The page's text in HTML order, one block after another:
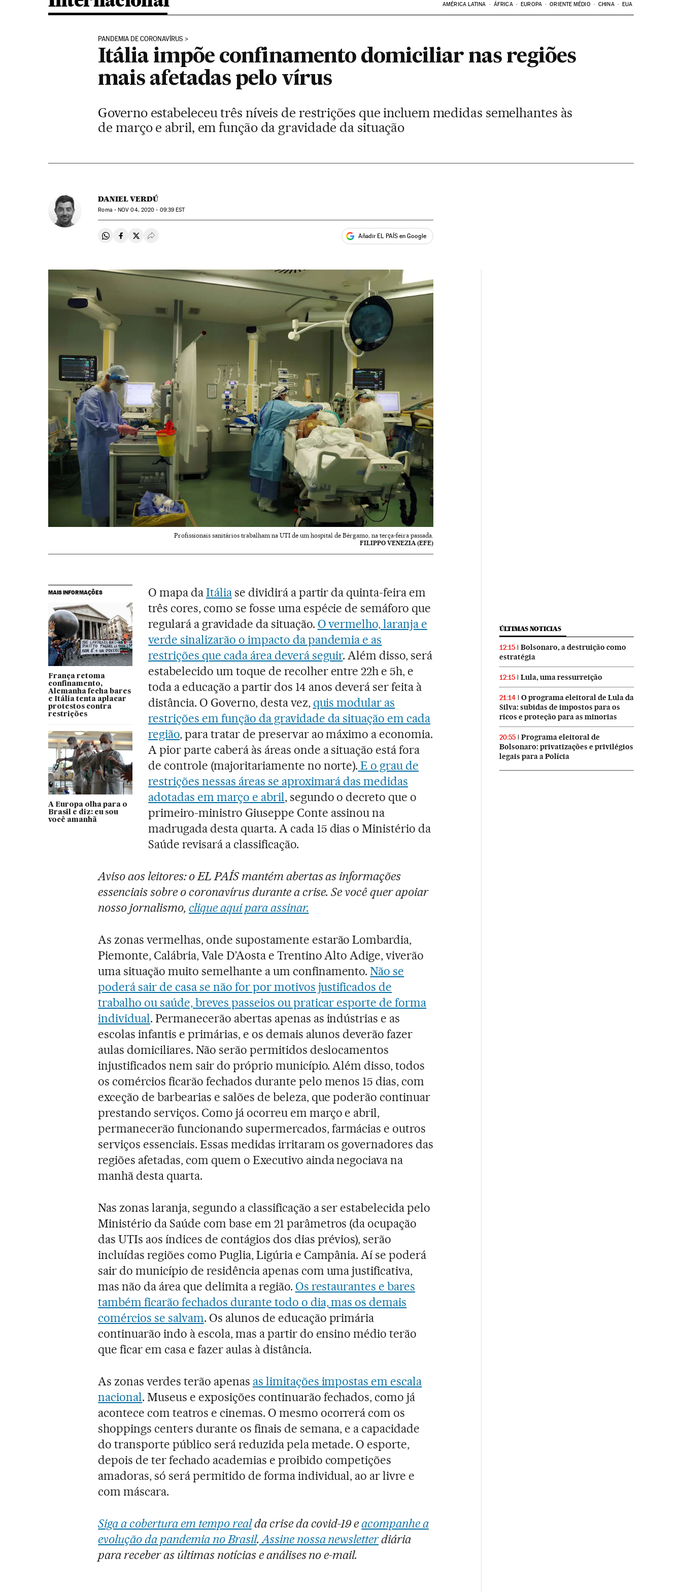
AMÉRICA LATINA ÁFRICA EUROPA ORIENTE MÉDIO CHINA EUA
PANDEMIA DE CORONAVÍRUS
Itália impõe confinamento domiciliar nas regiões
mais afetadas pelo vírus
Governo estabeleceu três níveis de restrições que incluem medidas semelhantes às
de março e abril, em função da gravidade da situação
DANIEL VERDÚ
Roma -NOV 04, 2020 - 09:39 EST
Compartir en Whatsapp
Compartir en Facebook
Compartir en Twitter
Desplegar Redes Sociales Añadir EL PAÍS en Google
Profissionais sanitários trabalham na UTI de um hospital de Bérgamo, na terça-feira passada.
FILIPPO VENEZIA (EFE)
MAIS INFORMAÇÕES
França retoma
confinamento,
Alemanha fecha bares
e Itália tenta aplacar
protestos contra
restrições
A Europa olha para o
Brasil e diz: eu sou
você amanhã
O mapa daItáliase dividirá a partir da quinta-feira em
três cores, como se fosse uma espécie de semáforo que
regulará a gravidade da situação. O vermelho, laranja e
verde sinalizarão o impacto da pandemia e as
restrições que cada área deverá seguir. Além disso, será
estabelecido um toque de recolher entre 22h e 5h, e
toda a educação a partir dos 14 anos deverá ser feita à
distância. O Governo, desta vez, quis modular as
restrições em função da gravidade da situação em cada
região, para tratar de preservar ao máximo a economia.
A pior parte caberá às áreas onde a situação está fora
de controle (majoritariamente no norte). E o grau de
restrições nessas áreas se aproximará das medidas
adotadas em março e abril, segundo o decreto que o
primeiro-ministro Giuseppe Conte assinou na
madrugada desta quarta. A cada 15 dias o Ministério da
Saúde revisará a classificação.
Aviso aos leitores: o EL PAÍS mantém abertas as informações
essenciais sobre o coronavírus durante a crise. Se você quer apoiar
nosso jornalismo, clique aqui para assinar.
As zonas vermelhas, onde supostamente estarão Lombardia,
Piemonte, Calábria, Vale D’Aosta e Trentino Alto Adige, viverão
uma situação muito semelhante a um confinamento.Não se
poderá sair de casa se não for por motivos justificados de
trabalho ou saúde, breves passeios ou praticar esporte de forma
individual. Permanecerão abertas apenas as indústrias e as
escolas infantis e primárias, e os demais alunos deverão fazer
aulas domiciliares. Não serão permitidos deslocamentos
injustificados nem sair do próprio município. Além disso, todos
os comércios ficarão fechados durante pelo menos 15 dias, com
exceção de barbearias e salões de beleza, que poderão continuar
prestando serviços. Como já ocorreu em março e abril,
permanecerão funcionando supermercados, farmácias e outros
serviços essenciais. Essas medidas irritaram os governadores das
regiões afetadas, com quem o Executivo ainda negociava na
manhã desta quarta.
Nas zonas laranja, segundo a classificação a ser estabelecida pelo
Ministério da Saúde com base em 21 parâmetros (da ocupação
das UTIs aos índices de contágios dos dias prévios), serão
incluídas regiões como Puglia, Ligúria e Campânia. Aí se poderá
sair do município de residência apenas com uma justificativa,
mas não da área que delimita a região. Os restaurantes e bares
também ficarão fechados durante todo o dia, mas os demais
comércios se salvam. Os alunos de educação primária
continuarão indo à escola, mas a partir do ensino médio terão
que ficar em casa e fazer aulas à distância.
As zonas verdes terão apenas as limitações impostas em escala
nacional. Museus e exposições continuarão fechados, como já
acontece com teatros e cinemas. O mesmo ocorrerá com os
shoppings centers durante os finais de semana, e a capacidade
do transporte público será reduzida pela metade. O esporte,
depois de ter fechado academias e proibido competições
amadoras, só será permitido de forma individual, ao ar livre e
com máscara.
Siga a cobertura em tempo realda crise da covid-19 eacompanhe a
evolução da pandemia no Brasil. Assine nossa newsletterdiária
para receber as últimas notícias e análises no e-mail.
ÚLTIMAS NOTICIAS
12:15
Bolsonaro, a destruição como
estratégia
12:15 Lula, uma ressurreição
21:14
O programa eleitoral de Lula da
Silva: subidas de impostos para os
ricos e proteção para as minorias
20:55
Programa eleitoral de
Bolsonaro: privatizações e privilégios
legais para a Polícia